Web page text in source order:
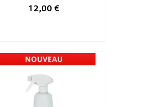
12,00 €